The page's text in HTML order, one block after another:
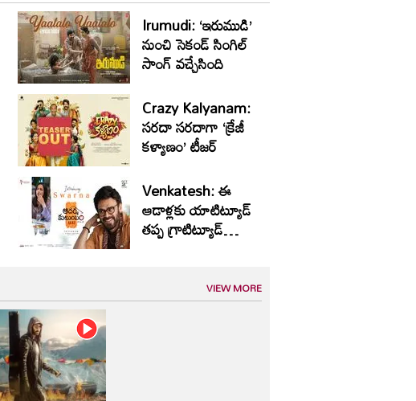
Irumudi: ‘ఇరుముడి’
నుంచి సెకండ్ సింగిల్
సాంగ్ వచ్చేసింది
Crazy Kalyanam:
సరదా సరదాగా ‘క్రేజీ
కళ్యాణం’ టీజర్
Venkatesh: ఈ
ఆడాళ్లకు యాటిట్యూడ్
తప్ప గ్రాటిట్యూడ్
ఉండదు
VIEW MORE